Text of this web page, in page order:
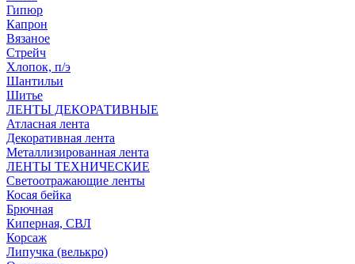
Гипюр
Капрон
Вязаное
Стрейч
Хлопок, п/э
Шантильи
Шитье
ЛЕНТЫ ДЕКОРАТИВНЫЕ
Атласная лента
Декоративная лента
Металлизированная лента
ЛЕНТЫ ТЕХНИЧЕСКИЕ
Светоотражающие ленты
Косая бейка
Брючная
Киперная, СВЛ
Корсаж
Липучка (велькро)